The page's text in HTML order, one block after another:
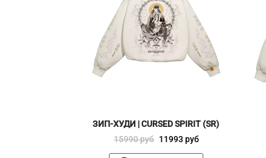
ЗИП-ХУДИ | CURSED SPIRIT (SR)
15990руб
Первоначальная
цена
11993руб
Текущая
цена: